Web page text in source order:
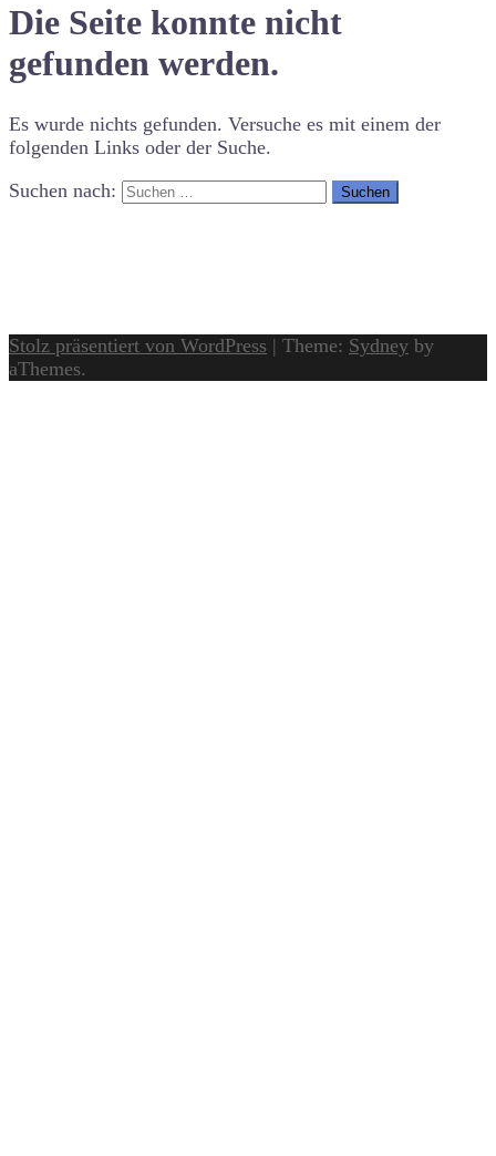
Die Seite konnte nicht
gefunden werden.
Es wurde nichts gefunden. Versuche es mit einem der
folgenden Links oder der Suche.
Suchen nach:
Stolz präsentiert von WordPress | Theme: Sydney by
aThemes.